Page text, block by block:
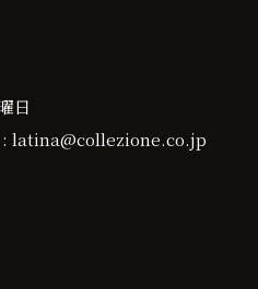
日
latina@collezione.co.jp